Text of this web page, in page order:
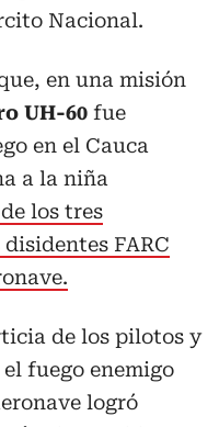
Nacional.
en una misión
UH-60 fue
en el Cauca
a la niña
los tres
disidentes FARC
de los pilotos y
fuego enemigo
logró